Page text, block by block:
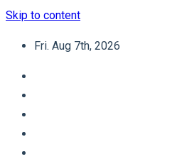
Skip to content
Fri. Aug 7th, 2026